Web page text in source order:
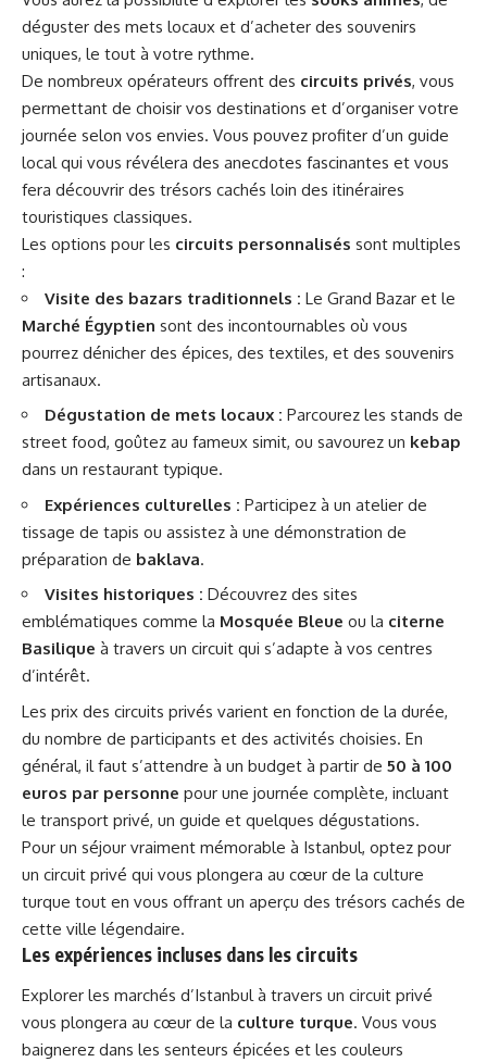
déguster des mets locaux et d’acheter des souvenirs
uniques, le tout à votre rythme.
De nombreux opérateurs offrent des circuits privés, vous
permettant de choisir vos destinations et d’organiser votre
journée selon vos envies. Vous pouvez profiter d’un guide
local qui vous révélera des anecdotes fascinantes et vous
fera découvrir des trésors cachés loin des itinéraires
touristiques classiques.
Les options pour les circuits personnalisés sont multiples
:
Visite des bazars traditionnels : Le Grand Bazar et le
Marché Égyptien sont des incontournables où vous
pourrez dénicher des épices, des textiles, et des souvenirs
artisanaux.
Dégustation de mets locaux : Parcourez les stands de
street food, goûtez au fameux simit, ou savourez un kebap
dans un restaurant typique.
Expériences culturelles : Participez à un atelier de
tissage de tapis ou assistez à une démonstration de
préparation de baklava.
Visites historiques : Découvrez des sites
emblématiques comme la Mosquée Bleue ou la citerne
Basilique à travers un circuit qui s’adapte à vos centres
d’intérêt.
Les prix des circuits privés varient en fonction de la durée,
du nombre de participants et des activités choisies. En
général, il faut s’attendre à un budget à partir de 50 à 100
euros par personne pour une journée complète, incluant
le transport privé, un guide et quelques dégustations.
Pour un séjour vraiment mémorable à Istanbul, optez pour
un circuit privé qui vous plongera au cœur de la culture
turque tout en vous offrant un aperçu des trésors cachés de
cette ville légendaire.
Les expériences incluses dans les circuits
Explorer les marchés d’Istanbul à travers un circuit privé
vous plongera au cœur de la culture turque. Vous vous
baignerez dans les senteurs épicées et les couleurs